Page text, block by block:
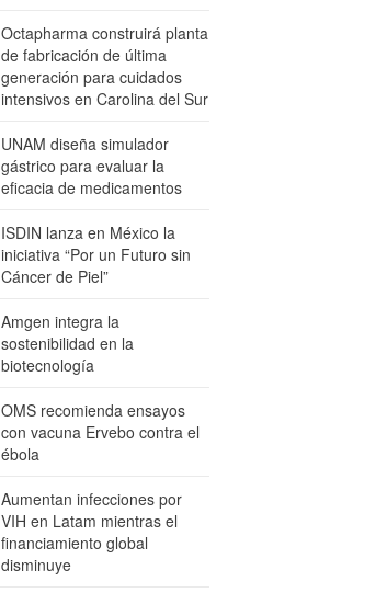
Octapharma construirá planta
de fabricación de última
generación para cuidados
intensivos en Carolina del Sur
UNAM diseña simulador
gástrico para evaluar la
eficacia de medicamentos
ISDIN lanza en México la
iniciativa “Por un Futuro sin
Cáncer de Piel”
Amgen integra la
sostenibilidad en la
biotecnología
OMS recomienda ensayos
con vacuna Ervebo contra el
ébola
Aumentan infecciones por
VIH en Latam mientras el
financiamiento global
disminuye